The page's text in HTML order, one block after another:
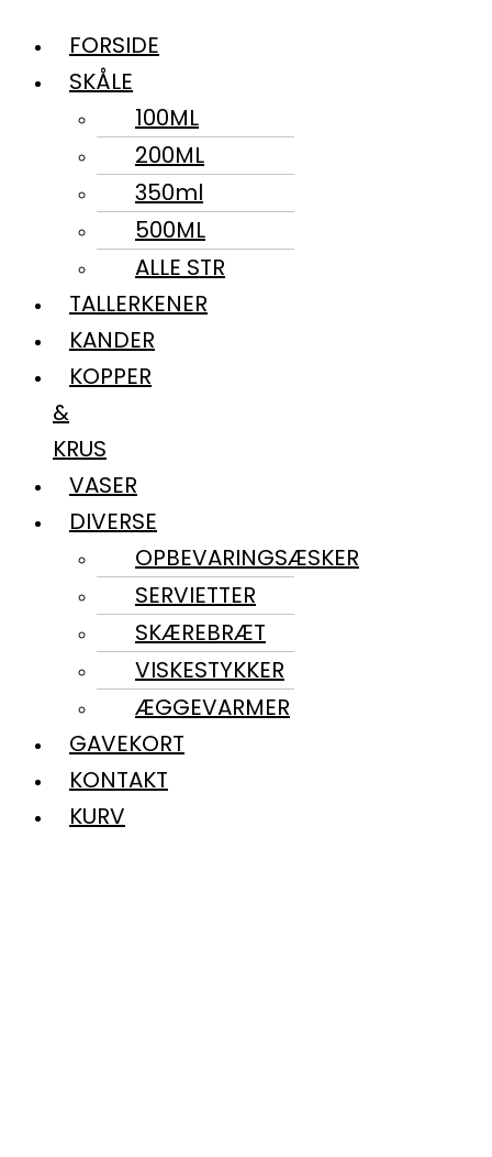
FORSIDE
SKÅLE
100ML
200ML
350ml
500ML
ALLE STR
TALLERKENER
KANDER
KOPPER
&
KRUS
VASER
DIVERSE
OPBEVARINGSÆSKER
SERVIETTER
SKÆREBRÆT
VISKESTYKKER
ÆGGEVARMER
GAVEKORT
KONTAKT
KURV